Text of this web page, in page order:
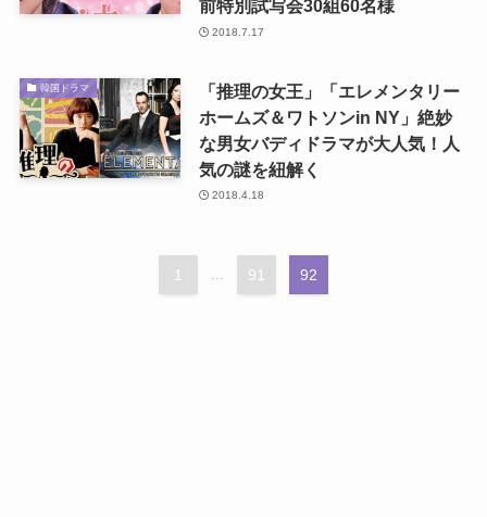
前特別試写会30組60名様
2018.7.17
韓国ドラマ
「推理の女王」「エレメンタリー
ホームズ＆ワトソンin NY」絶妙
な男女バディドラマが大人気！人
気の謎を紐解く
2018.4.18
1 ... 91 92